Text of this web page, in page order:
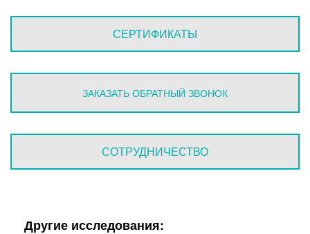
СЕРТИФИКАТЫ
ЗАКАЗАТЬ ОБРАТНЫЙ ЗВОНОК
СОТРУДНИЧЕСТВО
Другие исследования: